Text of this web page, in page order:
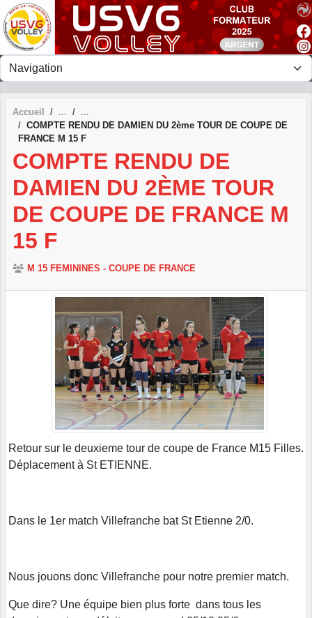
Accueil
COMPTE RENDU DE DAMIEN DU 2ème TOUR DE COUPE DE
FRANCE M 15 F
COMPTE RENDU DE
DAMIEN DU 2ÈME TOUR
DE COUPE DE FRANCE M
15 F
M 15 FEMININES - COUPE DE FRANCE
Retour sur le deuxieme tour de coupe de France M15 Filles.
Déplacement à St ETIENNE.
Dans le 1er match Villefranche bat St Etienne 2/0.
Nous jouons donc Villefranche pour notre premier match.
Que dire? Une équipe bien plus forte dans tous les
Panneau de gestion des cookies